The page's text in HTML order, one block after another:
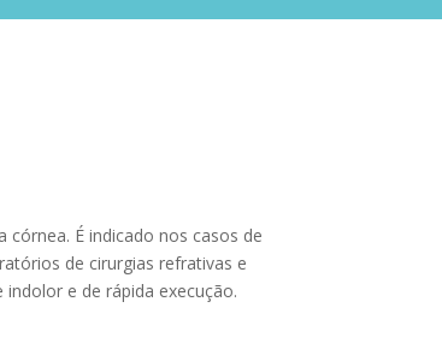
córnea. É indicado nos casos de
de cirurgias refrativas e
e de rápida execução.